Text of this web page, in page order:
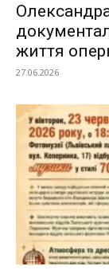
життя
27.06.2026